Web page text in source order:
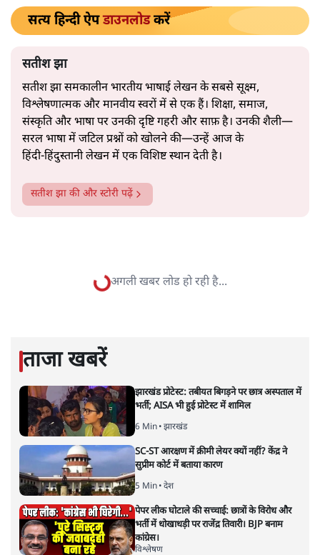
कूटनीति में समय ही सबसेबड़ा कारक होता है। भारत का यूरोप की
ओर ताज़ा झुकाव—जिसका ठोस रूप हाल ही में संपन्न भारत–
यूरोपीय संघ मुक्त व्यापार समझौते (एफ़टीए) में दिखाई देता है—
किसी दीर्घकालिक रणनीतिक दूरदृष्टि की पराकाष्ठा कम, और
परिस्थितियों के दबाव में लिया गया एक तेज़ निर्णय अधिक लगता
और पढ़ें
सत्य हिन्दी ऐपडाउनलोडकरें
संस्कृति और भाषा पर उनकी दृष्टि गहरी और साफ़ है। उनकी शैली—
सरल भाषा में जटिल प्रश्नों को खोलने की—उन्हें आज के
हिंदी‑हिंदुस्तानी लेखन में एक विशिष्ट स्थान देती है।
सतीश झाकी और स्टोरी पढ़ें